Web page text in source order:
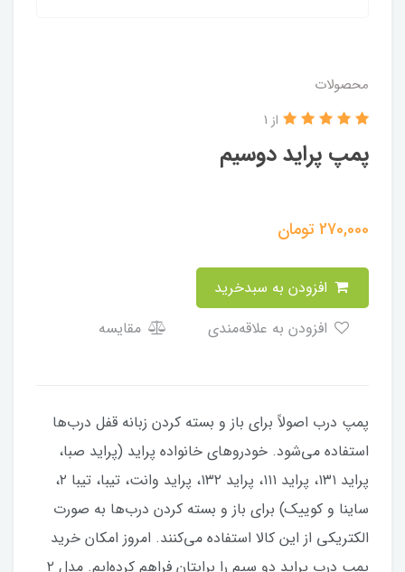
محصولات
پمپ پراید دوسیم
از 1
270,000تومان
مقایسه
پمپ درب اصولاً برای باز و بسته کردن زبانه قفل درب‌ها
استفاده می‌شود. خودروهای خانواده پراید (پراید صبا،
پراید ۱۳۱، پراید ۱۱۱، پراید ۱۳۲، پراید وانت، تیبا، تیبا ۲،
ساینا و کوییک) برای باز و بسته کردن درب‌ها به صورت
الکتریکی از این کالا استفاده می‌کنند. امروز امکان خرید
پمپ درب پراید دو سیم را برایتان فراهم کرده‌ایم. مدل ۲